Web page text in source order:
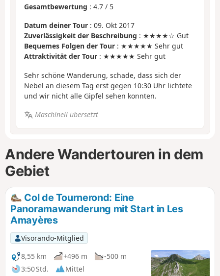
Gesamtbewertung : 4.7 / 5
Datum deiner Tour : 09. Okt 2017
Zuverlässigkeit der Beschreibung : ★★★★☆ Gut
Bequemes Folgen der Tour : ★★★★★ Sehr gut
Attraktivität der Tour : ★★★★★ Sehr gut
Sehr schöne Wanderung, schade, dass sich der
Nebel an diesem Tag erst gegen 10:30 Uhr lichtete
und wir nicht alle Gipfel sehen konnten.
Maschinell übersetzt
Andere Wandertouren in dem
Gebiet
Col de Tournerond: Eine
Panoramawanderung mit Start in Les
Amayères
Visorando-Mitglied
8,55 km
+496 m
-500 m
3:50 Std.
Mittel